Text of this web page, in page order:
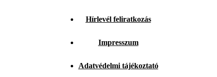
Hírlevél feliratkozás
Impresszum
Adatvédelmi tájékoztató